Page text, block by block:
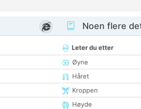
Noen flere
Leter du etter
Øyne
Håret
Kroppen
Høyde